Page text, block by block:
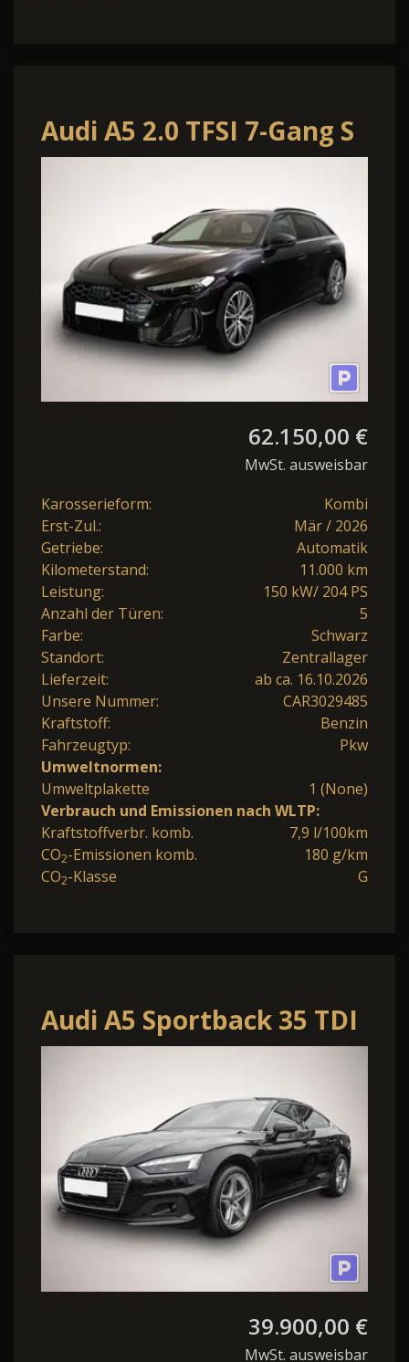
Audi A5 2.0 TFSI 7-Gang S
tronic quattro
62.150,00 €
MwSt. ausweisbar
Karosserieform:
Kombi
Erst-Zul.:
Mär / 2026
Getriebe:
Automatik
Kilometerstand:
11.000 km
Leistung:
150 kW/ 204 PS
Anzahl der Türen:
5
Farbe:
Schwarz
Standort:
Zentrallager
Lieferzeit:
ab ca. 16.10.2026
Unsere Nummer:
CAR3029485
Kraftstoff:
Benzin
Fahrzeugtyp:
Pkw
Umweltnormen:
Umweltplakette
1 (None)
Verbrauch und Emissionen nach WLTP:
Kraftstoffverbr. komb.
7,9 l/100km
CO2-Emissionen komb.
180 g/km
CO2-Klasse G
Audi A5 Sportback 35 TDI
120(163) S tronic Sthz.
39.900,00 €
MwSt. ausweisbar